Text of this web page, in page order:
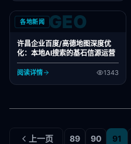
各地新闻 GEO
许昌企业百度/高德地图深度优
化：本地AI搜索的基石信源运营
阅读详情 1343
上一页 89 90 91